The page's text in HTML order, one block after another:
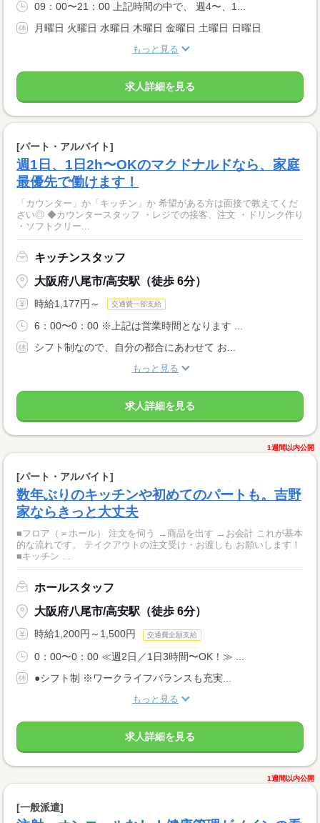
09：00〜21：00 上記時間の中で、 週4〜、1...
月曜日 火曜日 水曜日 木曜日 金曜日 土曜日 日曜日
もっと見る
求人詳細を見る
[パート・アルバイト]
週1日、1日2h〜OKのマクドナルドなら、家庭
最優先で働けます！
「カウンター」か「キッチン」か 希望がある方は面接で教えてくだ
さい◎ ◆カウンタースタッフ ・レジでの接客、注文 ・ドリンク作り
・ソフトクリー...
キッチンスタッフ
大阪府八尾市/高安駅（徒歩 6分）
時給1,177円～ 交通費一部支給
6：00〜0：00 ※上記は営業時間となります ...
シフト制なので、自分の都合にあわせて お...
もっと見る
求人詳細を見る
1週間以内公開
[パート・アルバイト]
数年ぶりのキッチンや初めてのパートも。吉野
家ならきっと大丈夫
■フロア（＝ホール） 注文を伺う →商品を出す →お会計 これが基本
的な流れです。 テイクアウトの注文受け・お渡しも お願いします！
■キッチン ...
ホールスタッフ
大阪府八尾市/高安駅（徒歩 6分）
時給1,200円～1,500円 交通費全額支給
0：00〜0：00 ≪週2日／1日3時間〜OK！≫ ...
●シフト制 ※ワークライフバランスも充実...
もっと見る
求人詳細を見る
1週間以内公開
[一般派遣]